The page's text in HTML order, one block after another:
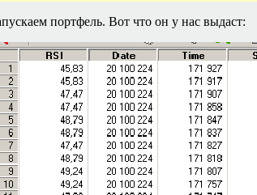
портфель. Вот что он у нас выдаст: